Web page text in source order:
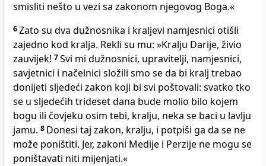
smisliti nešto u vezi sa zakonom njegovog Boga.«
6Zato su dva dužnosnika i kraljevi namjesnici otišli
zajedno kod kralja. Rekli su mu: »Kralju Darije, živio
zauvijek! 7Svi mi dužnosnici, upravitelji, namjesnici,
savjetnici i načelnici složili smo se da bi kralj trebao
donijeti sljedeći zakon koji bi svi poštovali: svatko tko
se u sljedećih trideset dana bude molio bilo kojem
bogu ili čovjeku osim tebi, kralju, neka se baci u lavlju
jamu. 8 Donesi taj zakon, kralju, i potpiši ga da se ne
može poništiti. Jer, zakoni Medije i Perzije ne mogu se
poništavati niti mijenjati.«